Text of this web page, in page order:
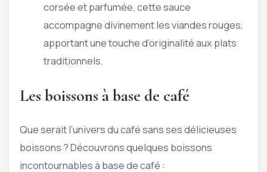
corsée et parfumée, cette sauce
accompagne divinement les viandes rouges,
apportant une touche d’originalité aux plats
traditionnels.
Les boissons à base de café
Que serait l’univers du café sans ses délicieuses
boissons ? Découvrons quelques boissons
incontournables à base de café :